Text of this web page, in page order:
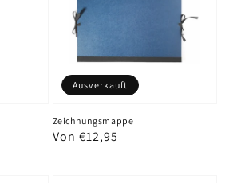
Zeichnungsmappe
Normaler
Von €12,95
Ausverkauft